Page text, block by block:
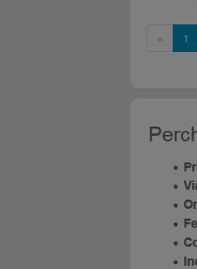
« 1